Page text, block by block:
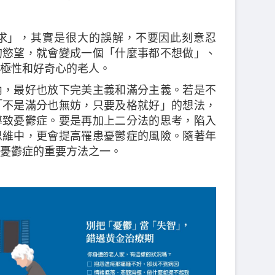
」，其實是很大的誤解，不要因此刻意忍
望，就會變成一個「什麼事都不想做」、
性和好奇心的老人。
最好也放下完美主義和滿分主義。若是不
是滿分也無妨，只要及格就好」的想法，
憂鬱症。要是再加上二分法的思考，陷入
中，更會提高罹患憂鬱症的風險。隨著年
鬱症的重要方法之一。